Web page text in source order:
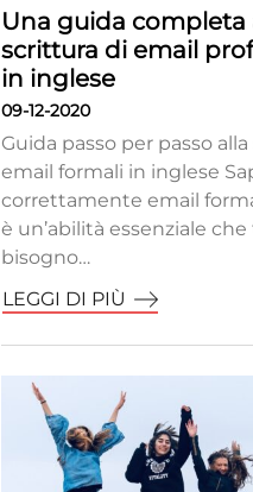
Una guida completa
scrittura di email
in inglese
09-12-2020
Guida passo per passo
email formali in inglese
correttamente email
è un’abilità essenziale
bisogno…
LEGGI DI PIÙ